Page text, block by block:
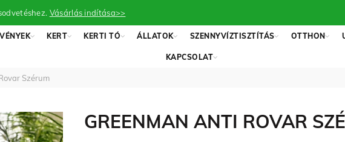
Vásárlás indítása>>
KERT KERTI TÓ ÁLLATOK SZENNYVÍZTISZTÍTÁS OTTHON
KAPCSOLAT
Szérum
GREENMAN ANTI ROVAR